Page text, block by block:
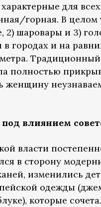
для
горная. В
2) шаровары и 3)
городах и на
полностью
женщину
под влиянием
власти
в сторону
изменились
одежды
которые